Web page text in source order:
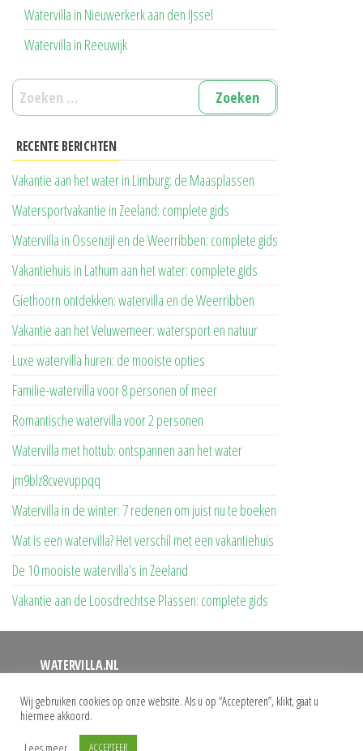
Watervilla in Nieuwerkerk aan den IJssel
Watervilla in Reeuwijk
Zoeken
naar:
RECENTE BERICHTEN
Vakantie aan het water in Limburg: de Maasplassen
Watersportvakantie in Zeeland: complete gids
Watervilla in Ossenzijl en de Weerribben: complete gids
Vakantiehuis in Lathum aan het water: complete gids
Giethoorn ontdekken: watervilla en de Weerribben
Vakantie aan het Veluwemeer: watersport en natuur
Luxe watervilla huren: de mooiste opties
Familie-watervilla voor 8 personen of meer
Romantische watervilla voor 2 personen
Watervilla met hottub: ontspannen aan het water
jm9blz8cvevuppqq
Watervilla in de winter: 7 redenen om juist nu te boeken
Wat is een watervilla? Het verschil met een vakantiehuis
De 10 mooiste watervilla’s in Zeeland
Vakantie aan de Loosdrechtse Plassen: complete gids
WATERVILLA.NL
Op deze website vindt u een overzicht van alle watervilla’s
waar u uw vakantie kunt doorbrengen. Bij ons vindt u het
grootste aanbod watervilla’s met eigen aanlegsteiger.
Wij gebruiken cookies op onze website. Als u op “Accepteren”, klikt, gaat u
hiermee akkoord.
Lees meer
ACCEPTEER